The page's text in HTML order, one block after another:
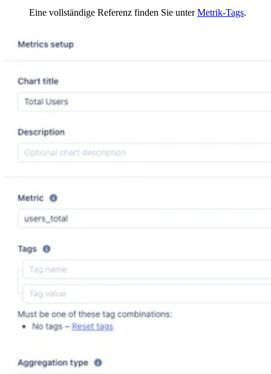
Eine vollständige Referenz finden Sie unterMetrik-Tags.